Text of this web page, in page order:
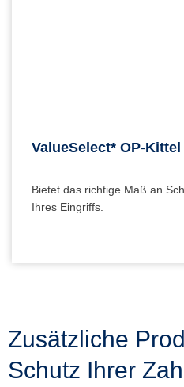
ValueSelect* OP-Kittel
Bietet das richtige Maß an
Ihres Eingriffs.
Zusätzliche
Schutz Ihrer